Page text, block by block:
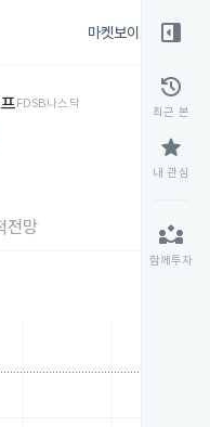
마켓보이스
FDSB나스닥
전망
right_panel_open
history
최근 본
star
내 관심
partner_exchange
함께투자